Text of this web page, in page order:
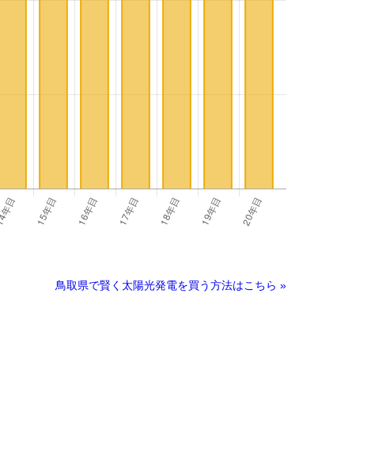
鳥取県で賢く太陽光発電を買う方法はこちら »